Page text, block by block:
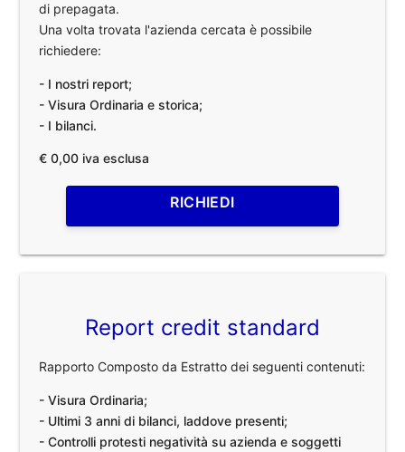
di prepagata.
Una volta trovata l'azienda cercata è possibile
richiedere:
- I nostri report;
- Visura Ordinaria e storica;
- I bilanci.
€ 0,00 iva esclusa
RICHIEDI
Report credit standard
Rapporto Composto da Estratto dei seguenti contenuti:
- Visura Ordinaria;
- Ultimi 3 anni di bilanci, laddove presenti;
- Controlli protesti negatività su azienda e soggetti